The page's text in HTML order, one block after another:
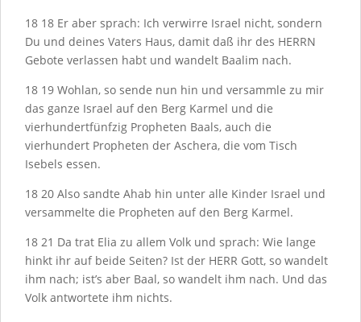
18 18 Er aber sprach: Ich verwirre Israel nicht, sondern
Du und deines Vaters Haus, damit daß ihr des HERRN
Gebote verlassen habt und wandelt Baalim nach.
18 19 Wohlan, so sende nun hin und versammle zu mir
das ganze Israel auf den Berg Karmel und die
vierhundertfünfzig Propheten Baals, auch die
vierhundert Propheten der Aschera, die vom Tisch
Isebels essen.
18 20 Also sandte Ahab hin unter alle Kinder Israel und
versammelte die Propheten auf den Berg Karmel.
18 21 Da trat Elia zu allem Volk und sprach: Wie lange
hinkt ihr auf beide Seiten? Ist der HERR Gott, so wandelt
ihm nach; ist’s aber Baal, so wandelt ihm nach. Und das
Volk antwortete ihm nichts.